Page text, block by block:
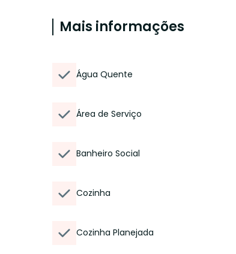
Mais informações
Água Quente
Área de Serviço
Banheiro Social
Cozinha
Cozinha Planejada